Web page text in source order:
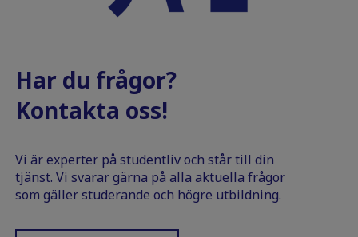
Har du frågor?
Kontakta oss!
Vi är experter på studentliv och står till din
tjänst. Vi svarar gärna på alla aktuella frågor
som gäller studerande och högre utbildning.